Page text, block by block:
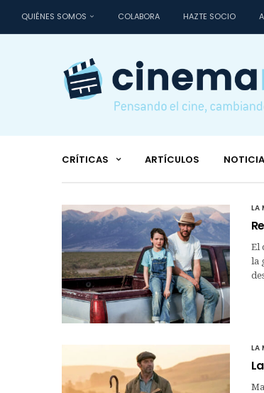
QUIÉNES SOMOS COLABORA HAZTE SOCIO
CRÍTICAS ARTÍCULOS
LA
El
la
LA